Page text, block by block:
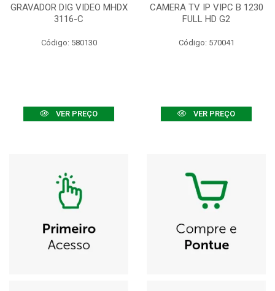
GRAVADOR DIG VIDEO MHDX
3116-C
Código: 580130
VER PREÇO
CAMERA TV IP VIPC B 1230
FULL HD G2
Código: 570041
VER PREÇO